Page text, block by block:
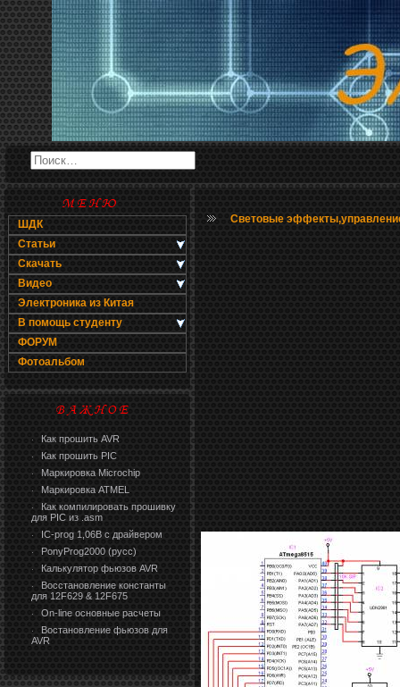
ШДК
Статьи
Скачать
Видео
Электроника из Китая
В помощь студенту
ФОРУМ
Фотоальбом
· Как прошить AVR
· Как прошить PIC
· Маркировка Microchip
· Маркировка ATMEL
·
Как компилировать прошивку
для PIC из .asm
· IC-prog 1,06В с драйвером
· PonyProg2000 (русс)
· Калькулятор фьюзов AVR
·
Восстановление константы
для 12F629 & 12F675
· On-line основные расчеты
·
Востановление фьюзов для
AVR
Световые